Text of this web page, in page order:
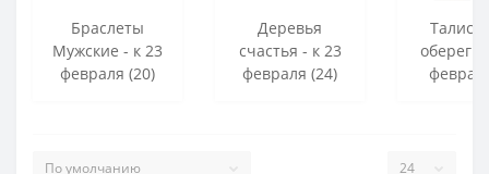
Браслеты
Мужские - к 23
февраля (20)
Деревья
счастья - к 23
февраля (24)
обереги